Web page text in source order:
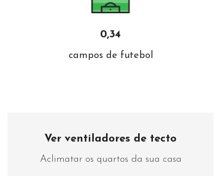
0,34
campos de futebol
Ver ventiladores de tecto
Aclimatar os quartos da sua casa